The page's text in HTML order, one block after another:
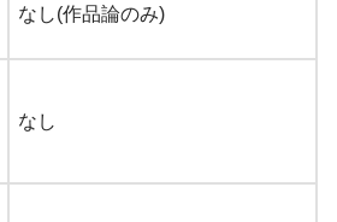
なし(作品論のみ)
なし